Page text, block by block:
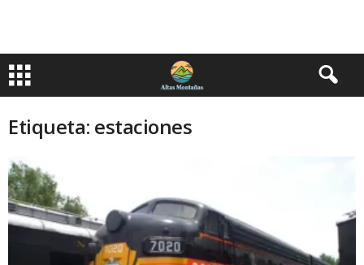
Etiqueta: estaciones